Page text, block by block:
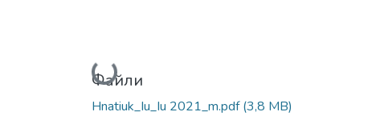
Вантажиться...
Файли
Hnatiuk_Iu_Iu 2021_m.pdf(3,8 MB)